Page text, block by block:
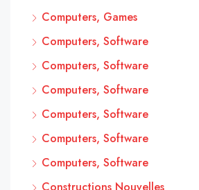
Computers, Games
Computers, Software
Computers, Software
Computers, Software
Computers, Software
Computers, Software
Computers, Software
Constructions Nouvelles